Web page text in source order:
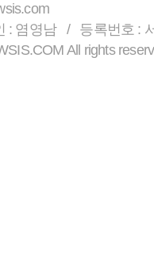
: 염영남 / 등록번호 :
All rights